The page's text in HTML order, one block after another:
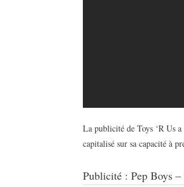
La publicité de Toys ‘R Us
capitalisé sur sa capacité à
Publicité : Pep Boys